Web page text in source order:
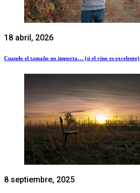
18 abril, 2026
Cuando el tamaño no importa… (si el vino es excelente)
8 septiembre, 2025